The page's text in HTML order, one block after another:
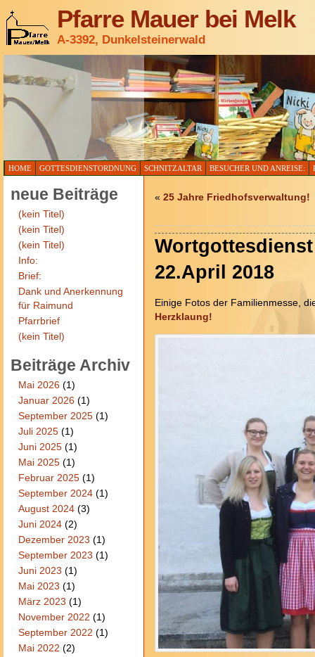
Pfarre Mauer bei Melk
A-3392, Dunkelsteinerwald
HOME GOTTESDIENSTORDNUNG SCHNITZALTAR BESUCHER UND ANREISE:
neue Beiträge
(kein Titel)
(kein Titel)
(kein Titel)
Info:
Brief:
Dank und Anerkennung
für Raimund
Pfarrbrief
(kein Titel)
Beiträge Archiv
Mai 2026(1)
Januar 2026(1)
September 2025(1)
Juli 2025(1)
Juni 2025(1)
Mai 2025(1)
Februar 2025(1)
September 2024(1)
August 2024(3)
Juni 2024(2)
Dezember 2023 (1)
September 2023 (1)
Juni 2023 (1)
Mai 2023 (1)
März 2023 (1)
November 2022 (1)
September 2022 (1)
Mai 2022 (2)
« 25 Jahre Friedhofsverwaltung!
22.April 2018
Einige Fotos der Familienmesse,
Herzklaung!